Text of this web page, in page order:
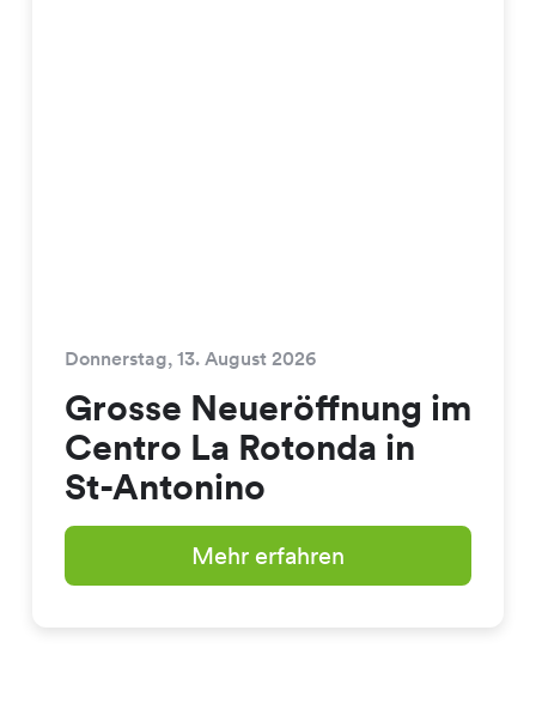
Donnerstag, 13. August 2026
Grosse Neueröffnung im
Centro La Rotonda in
St-Antonino
Mehr erfahren